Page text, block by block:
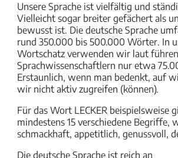
Unsere Sprache ist vielfältig und
Vielleicht sogar breiter gefächert als
bewusst ist. Die deutsche Sprache
rund 350.000 bis 500.000 Wörter. In
Wortschatz verwenden wir laut
Sprachwissenschaftlern nur etwa
Erstaunlich, wenn man bedenkt, auf
wir nicht aktiv zugreifen (können).
Für das Wort LECKER beispielsweise
mindestens 15 verschiedene Begriffe,
schmackhaft, appetitlich, genussvoll,
Die deutsche Sprache ist reich an